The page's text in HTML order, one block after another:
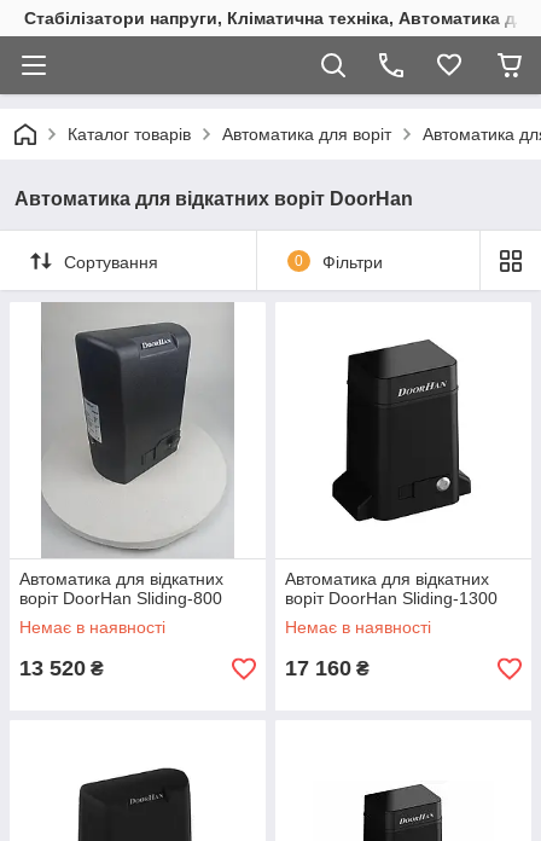
Стабілізатори напруги, Кліматична техніка, Автоматика
Каталог товарів Автоматика для воріт Автоматика
Автоматика для відкатних воріт DoorHan
Сортування 0 Фільтри
Автоматика для відкатних
воріт DoorHan Sliding-800
Немає в наявності
13 520 ₴
Автоматика для відкатних
воріт DoorHan Sliding-1300
Немає в наявності
17 160 ₴